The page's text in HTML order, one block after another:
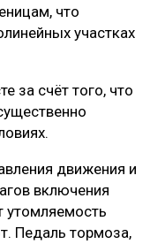
что
участках
за счёт того, что
движения и
включения
утомляемость
Педаль тормоза,